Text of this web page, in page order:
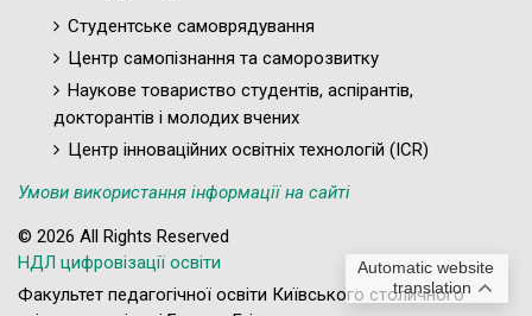
Automatic website
translation
Студентське самоврядування
Центр самопізнання та саморозвитку
Наукове товариство студентів, аспірантів,
докторантів і молодих вчених
Центр інноваційних освітніх технологій (ICR)
Умови використання інформації на сайті
© 2026 All Rights Reserved
НДЛ цифровізації освіти
Факультет педагогічної освіти Київського столичного